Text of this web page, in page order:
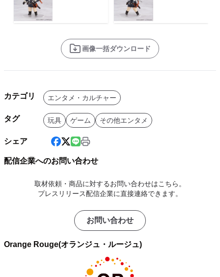
画像一括ダウンロード
カテゴリ エンタメ・カルチャー
タグ 玩具 ゲーム その他エンタメ
シェア
配信企業へのお問い合わせ
取材依頼・商品に対するお問い合わせはこちら。
プレスリリース配信企業に直接連絡できます。
お問い合わせ
Orange Rouge(オランジュ・ルージュ)